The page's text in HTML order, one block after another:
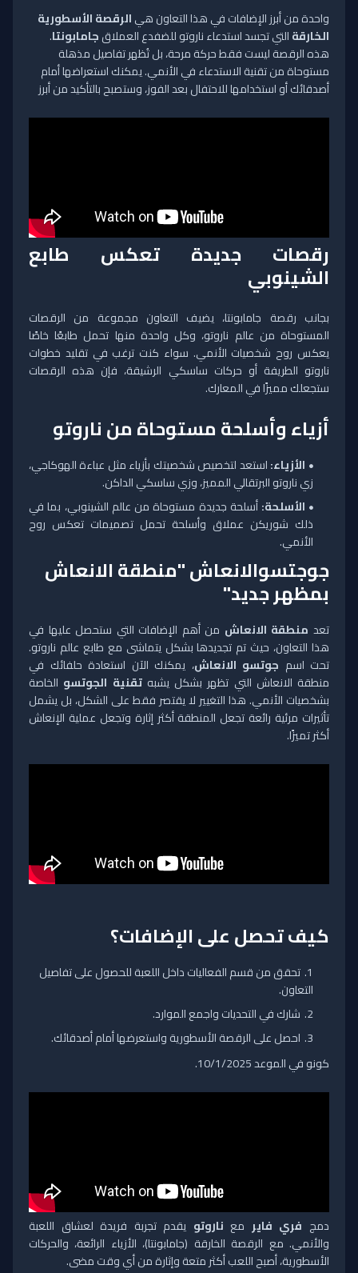
واحدة من أبرز الإضافات في هذا التعاون هيالرقصة الأسطورية
الخارقةالتي تجسد استدعاء ناروتو للضفدع العملاقجامابونتا.
هذه الرقصة ليست فقط حركة مرحة، بل تُظهر تفاصيل مذهلة
مستوحاة من تقنية الاستدعاء في الأنمي. يمكنك استعراضها أمام
أصدقائك أو استخدامها للاحتفال بعد الفوز، وستصبح بالتأكيد من أبرز
رقصات جديدة تعكس طابع
الشينوبي
بجانب رقصة جامابونتا، يضيف التعاون مجموعة من الرقصات
المستوحاة من عالم ناروتو، وكل واحدة منها تحمل طابعًا خاصًا
يعكس روح شخصيات الأنمي. سواء كنت ترغب في تقليد خطوات
ناروتو الطريفة أو حركات ساسكي الرشيقة، فإن هذه الرقصات
ستجعلك مميزًا في المعارك.
أزياء وأسلحة مستوحاة من ناروتو
الأزياء:استعد لتخصيص شخصيتك بأزياء مثل عباءة الهوكاجي،
زي ناروتو البرتقالي المميز، وزي ساسكي الداكن.
الأسلحة:أسلحة جديدة مستوحاة من عالم الشينوبي، بما في
ذلك شوريكن عملاق وأسلحة تحمل تصميمات تعكس روح
الأنمي.
جوجتسوالانعاش "منطقة الانعاش
بمظهر جديد"
تعد منطقة الانعاش من أهم الإضافات التي ستحصل عليها في
هذا التعاون، حيث تم تجديدها بشكل يتماشى مع طابع عالم ناروتو.
تحت اسم جوتسو الانعاش، يمكنك الآن استعادة حلفائك في
منطقة الانعاش التي تظهر بشكل يشبهتقنية الجوتسو الخاصة
بشخصيات الأنمي. هذا التغيير لا يقتصر فقط على الشكل، بل يشمل
تأثيرات مرئية رائعة تجعل المنطقة أكثر إثارة وتجعل عملية الإنعاش
أكثر تميزًا.
كيف تحصل على الإضافات؟
تحقق من قسم الفعاليات داخل اللعبة للحصول على تفاصيل
التعاون.
شارك في التحديات واجمع الموارد.
احصل على الرقصة الأسطورية واستعرضها أمام أصدقائك.
كونو في الموعد 10/1/2025.
دمج فري فاير مع ناروتو يقدم تجربة فريدة لعشاق اللعبة
والأنمي. مع الرقصة الخارقة (جامابونتا)، الأزياء الرائعة، والحركات
الأسطورية، أصبح اللعب أكثر متعة وإثارة من أي وقت مضى.